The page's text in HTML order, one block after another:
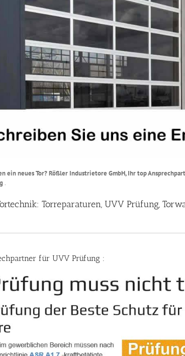
ein neues Tor? Rößler Industrietore GmbH, Ihr top
.
Torreparaturen, UVV Prüfung,
für UVV Prüfung :